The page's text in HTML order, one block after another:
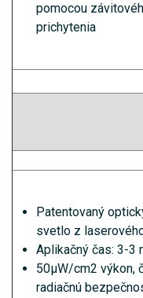
pomocou
prichytenia
Patentovaný
svetlo z
Aplikačný čas: 3-3
50µW/cm2 výkon,
radiačnú